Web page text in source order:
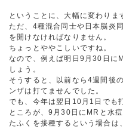
ということに、大幅に変わりま
ただ、4種混合同士や日本脳炎
を開けなければなりません。
ちょっとややこしいですね。
なので、例えば明日9月30日に
しょう。
そうすると、以前なら4週間後
ンザは打てませんでした。
でも、今年は翌日10月1日でも
ところが、9月30日にMRと水
たふくを接種するという場合は、